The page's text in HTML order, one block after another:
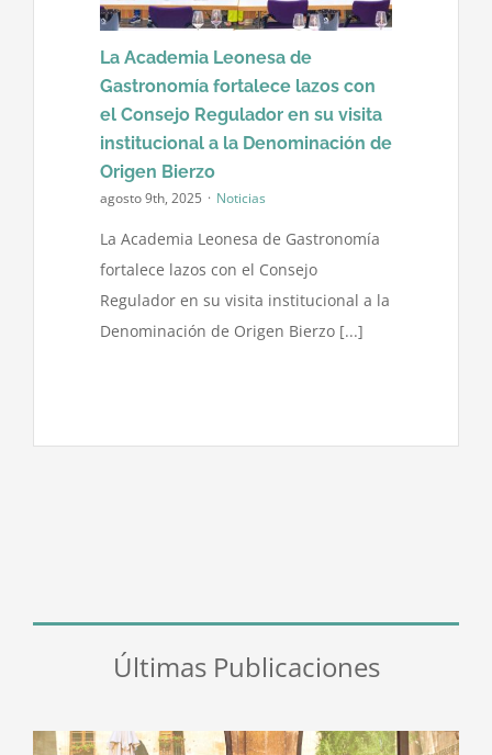
Contacto
La Academia Leonesa de
Gastronomía fortalece lazos con
el Consejo Regulador en su visita
institucional a la Denominación de
Origen Bierzo
agosto 9th, 2025 · Noticias
La Academia Leonesa de Gastronomía
fortalece lazos con el Consejo
Regulador en su visita institucional a la
Denominación de Origen Bierzo [...]
Últimas Publicaciones